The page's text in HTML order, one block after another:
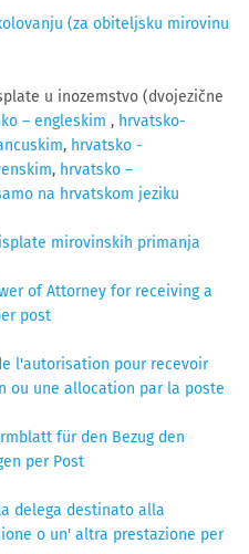
(za obiteljsku mirovinu
u inozemstvo (dvojezične
– engleskim , hrvatsko-
, hrvatsko -
, hrvatsko –
na hrvatskom jeziku
mirovinskih primanja
of Attorney for receiving a
post
l'autorisation pour recevoir
ou une allocation par la poste
für den Bezug den
per Post
delega destinato alla
o un' altra prestazione per